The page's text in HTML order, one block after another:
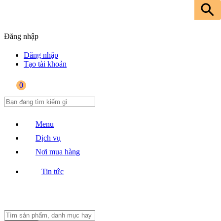
Đăng nhập
Đăng nhập
Tạo tài khoản
0
Menu
Dịch vụ
Nơi mua hàng
Tin tức